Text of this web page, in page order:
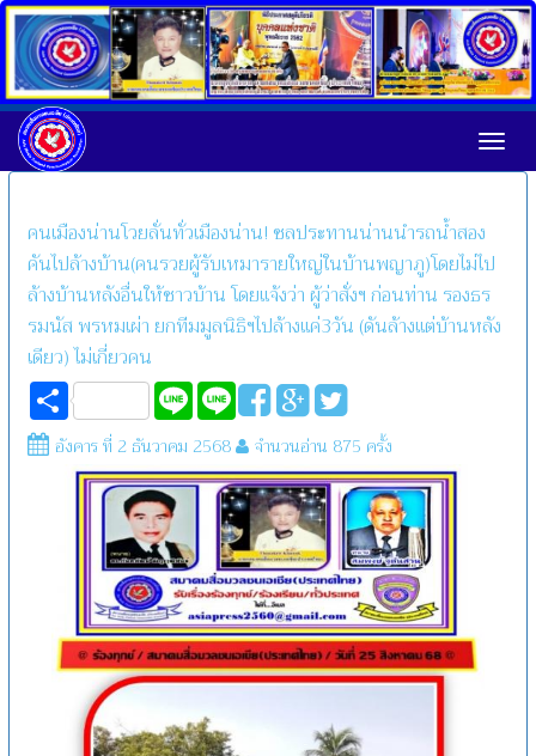
คนเมืองน่านโวยลั่นทั่วเมืองน่าน! ชลประทานน่านนำรถน้ำสอง
คันไปล้างบ้าน(คนรวยผู้รับเหมารายใหญ่ในบ้านพญาภู)โดยไม่ไป
ล้างบ้านหลังอื่นให้ชาวบ้าน โดยแจ้งว่า ผู้ว่าสั่งฯ ก่อนท่าน รองธร
รมนัส พรหมเผ่า ยกทีมมูลนิธิฯไปล้างแค่3วัน (ดันล้างแต่บ้านหลัง
เดียว) ไม่เกี่ยวคน
Share
LineLine
อังคาร ที่ 2 ธันวาคม 2568 จำนวนอ่าน 875 ครั้ง